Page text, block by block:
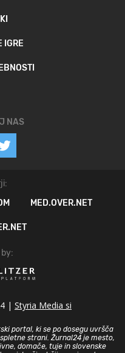
IGRE
NAS
MED.OVER.NET
| Styria Media si
portal, ki se po dosegu uvršča
strani. Žurnal24 je mesto,
domače, tuje in slovenske